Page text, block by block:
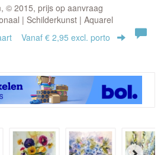
© 2015, prijs op aanvraag
| Schilderkunst | Aquarel
Vanaf € 2,95 excl. porto